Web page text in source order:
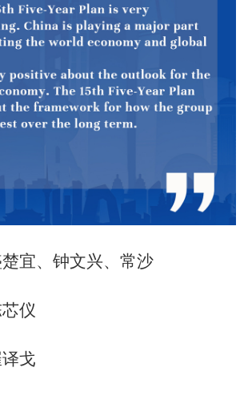
、钟文兴、常沙
仪
戈